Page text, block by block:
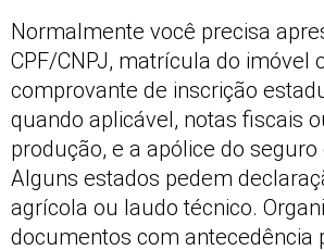
Normalmente você precisa
CPF/CNPJ, matrícula do imóvel
comprovante de inscrição
quando aplicável, notas fiscais
produção, e a apólice do seguro
Alguns estados pedem
agrícola ou laudo técnico.
documentos com antecedência